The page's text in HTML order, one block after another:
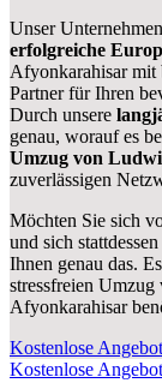
Unser
erfolgreiche
Afyonkarahisar mit
Partner für Ihren
Durch unsere
genau, worauf es
Umzug von
zuverlässigen
Möchten Sie sich
und sich stattdessen
Ihnen genau das.
stressfreien
Afyonkarahisar
Kostenlose
Kostenlose